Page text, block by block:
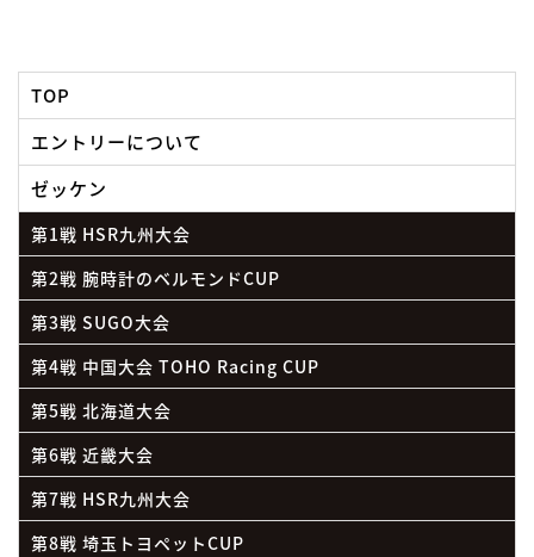
TOP
エントリーについて
ゼッケン
第1戦 HSR九州大会
第2戦 腕時計のベルモンドCUP
第3戦 SUGO大会
第4戦 中国大会 TOHO Racing CUP
第5戦 北海道大会
第6戦 近畿大会
第7戦 HSR九州大会
第8戦 埼玉トヨペットCUP